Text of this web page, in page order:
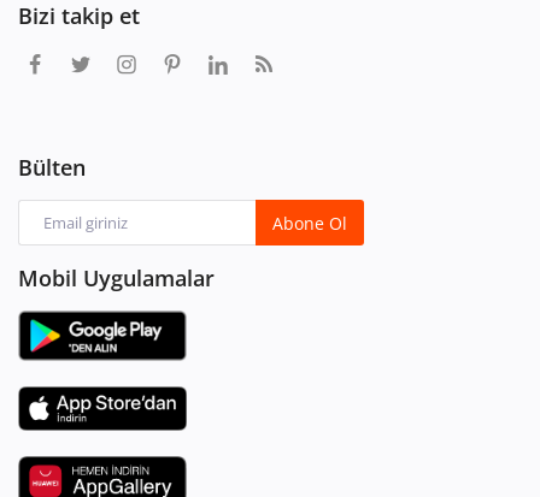
Bizi takip et
Bülten
Abone Ol
Mobil Uygulamalar